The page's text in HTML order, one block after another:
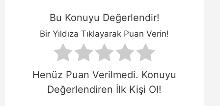
Bu Konuyu Değerlendir!
Bir Yıldıza Tıklayarak Puan Verin!
Henüz Puan Verilmedi. Konuyu
Değerlendiren İlk Kişi Ol!